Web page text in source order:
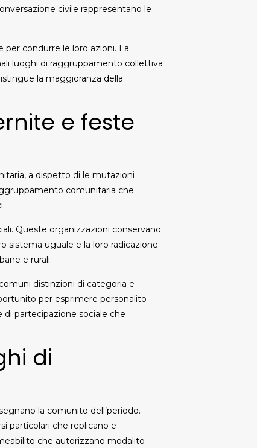
civile rappresentano le
condurre le loro azioni. La
luoghi di raggruppamento collettiva
la maggioranza della
e feste
a dispetto di le mutazioni
comunitaria che
Queste organizzazioni conservano
sistema uguale e la loro radicazione
e rurali.
distinzioni di categoria e
per esprimere personalito
partecipazione sociale che
di
la comunito dell’periodo.
particolari che replicano e
che autorizzano modalito